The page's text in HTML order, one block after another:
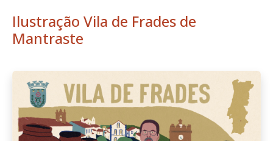
Ilustração Vila de Frades de
Mantraste